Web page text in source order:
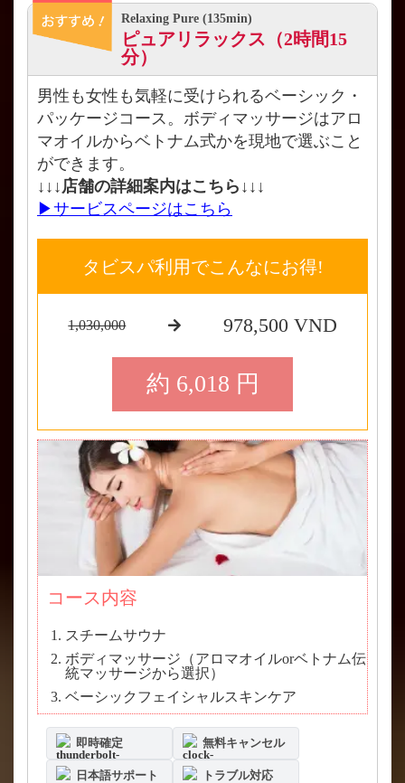
Relaxing Pure (135min)
ピュアリラックス（2時間15
分）
男性も女性も気軽に受けられるベーシック・
パッケージコース。ボディマッサージはアロ
マオイルからベトナム式かを現地で選ぶこと
ができます。
↓↓↓店舗の詳細案内はこちら↓↓↓
▶サービスページはこちら
タビスパ利用でこんなにお得!
1,030,000 978,500 VND
約 6,018 円
コース内容
スチームサウナ
ボディマッサージ（アロマオイルorベトナム伝
統マッサージから選択）
ベーシックフェイシャルスキンケア
即時確定 無料キャンセル
日本語サポート トラブル対応